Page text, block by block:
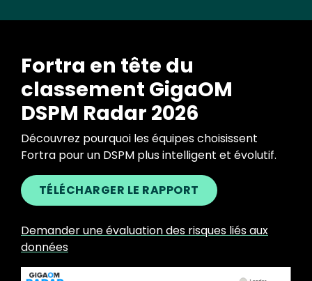
Fortra en tête du
classement GigaOM
DSPM Radar 2026
Découvrez pourquoi les équipes choisissent
Fortra pour un DSPM plus intelligent et évolutif.
TÉLÉCHARGER LE RAPPORT
Demander une évaluation des risques liés aux
données
Image